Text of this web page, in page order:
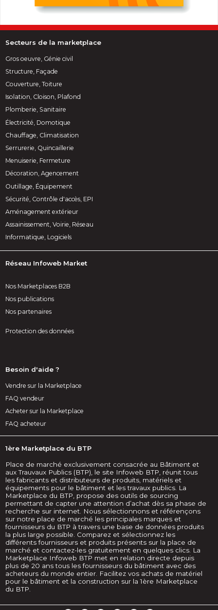
Secteurs de la marketplace
Gros oeuvre, Génie civil
Structure, Façade
Couverture, Toiture
Isolation, Cloison, Plafond
Plomberie, Sanitaire
Électricité, Domotique
Chauffage, Climatisation
Serrurerie, Quincaillerie
Menuiserie, Fermeture
Décoration, Agencement
Outillage, Équipement
Sécurité, Contrôle d'accès, EPI
Aménagement extérieur
Assainissement, Voirie, Réseau
Informatique, Logiciels
Réseau Infoweb Market
Nos Marketplaces B2B
Nos publications
Nos partenaires
Protection des données
Besoin d'aide ?
Vendre sur la Marketplace
FAQ vendeur
Acheter sur la Marketplace
FAQ acheteur
1ère Marketplace du BTP
Place de marché exclusivement consacrée au Bâtiment et
aux Trauvaux Publics (BTP), le site Infoweb BTP, réunit tous
les fabricants et distributeurs de produits, matériels et
équipements pour le bâtiment et les travaux publics. La
Marketplace du BTP, propose des outils de sourcing
permettant de capter une attention d’achat dès sa phase de
recherche sur internet. Nous sélectionnons et référençons
sur notre place de marché les principales marques et
fournisseurs du BTP à travers une base de données produits
la plus large possible. Comparez et sélectionnez les
différents fournisseurs et produits présents sur la place de
marché et contactez-les gratuitement en quelques clics. La
Marketplace Infoweb BTP met en relation directe depuis
plus de 20 ans tous les fournisseurs du bâtiment avec des
acheteurs du monde entier. Facilitez vos achats de matériel
pour le bâtiment et la construction sur la 1ère Marketplace
du BTP.